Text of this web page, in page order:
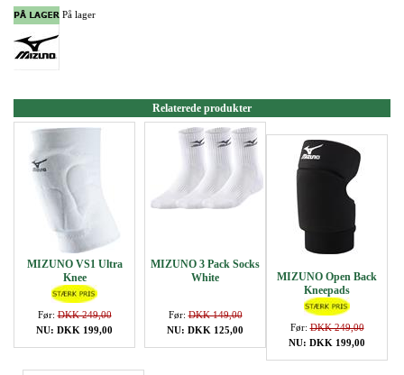
På lager
Relaterede produkter
MIZUNO VS1 Ultra
Knee
Før:DKK 249,00
NU: DKK 199,00
MIZUNO 3 Pack Socks
White
Før:DKK 149,00
NU: DKK 125,00
MIZUNO Open Back
Kneepads
Før:DKK 249,00
NU: DKK 199,00